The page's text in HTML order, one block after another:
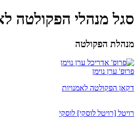
סגל מנהלי הפקולטה
מנהלת הפקולטה
פרופ' ערן נוימן
דקאן הפקולטה לאמנויות
רויטל [רויטל לוסקי] לוסקי